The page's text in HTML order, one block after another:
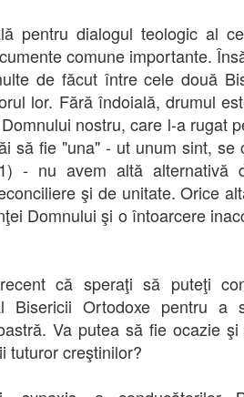
pentru dialogul teologic al
comune importante.
de făcut între cele două
lor. Fără îndoială, drumul
nostru, care l-a rugat
să fie "una" - ut unum sint, se
- nu avem altă alternativă
şi de unitate. Orice
Domnului şi o întoarcere
că speraţi să puteţi
Bisericii Ortodoxe pentru a
Va putea să fie ocazie
tuturor creştinilor?